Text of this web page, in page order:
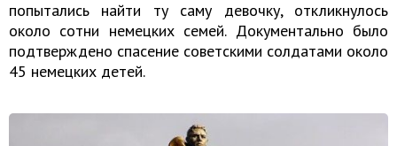
попытались найти ту саму девочку, откликнулось
около сотни немецких семей. Документально было
подтверждено спасение советскими солдатами около
45 немецких детей.